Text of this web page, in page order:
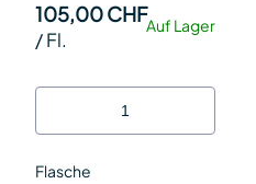
Auf Lager
105,00 CHF
/Fl.
Flasche